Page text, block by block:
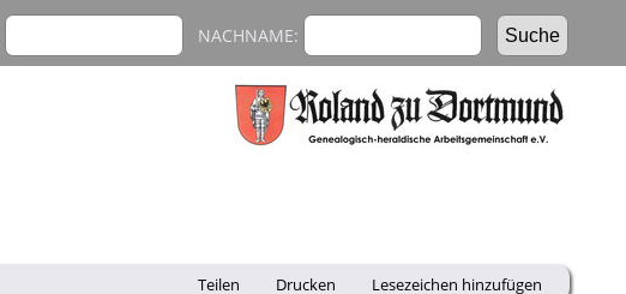
NACHNAME:
Teilen Drucken Lesezeichen hinzufügen